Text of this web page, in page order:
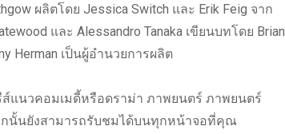
ผลิตโดย Jessica Switch และ Erik Feig จาก
และ Alessandro Tanaka เขียนบทโดย Brian
Herman เป็นผู้อำนวยการผลิต
แนวคอมเมดี้หรือดราม่า ภาพยนตร์ ภาพยนตร์
กนั้นยังสามารถรับชมได้บนทุกหน้าจอที่คุณ